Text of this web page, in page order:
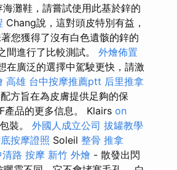
灘鞋，請嘗試使用此基於鋅的
Chang說，這對頭皮特別有益，
您獲得了沒有白色遺骸的鋅的
間進行了比較測試。 外燴佈置
在廣泛的選擇中駕駛更快，請激
高雄 台中按摩推薦ptt 后里推拿
方旨在為皮膚提供足夠的保
產品的更多信息。 Klairs on
裝。 外國人成立公司 拔罐教學
按摩證照 Soleil 整骨 推拿
清路 按摩 新竹 外燴 - 散發出閃